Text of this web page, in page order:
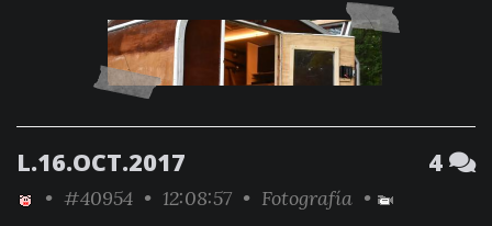
L.16.OCT.2017 4
• #40954 • 12:08:57 • Fotografía •